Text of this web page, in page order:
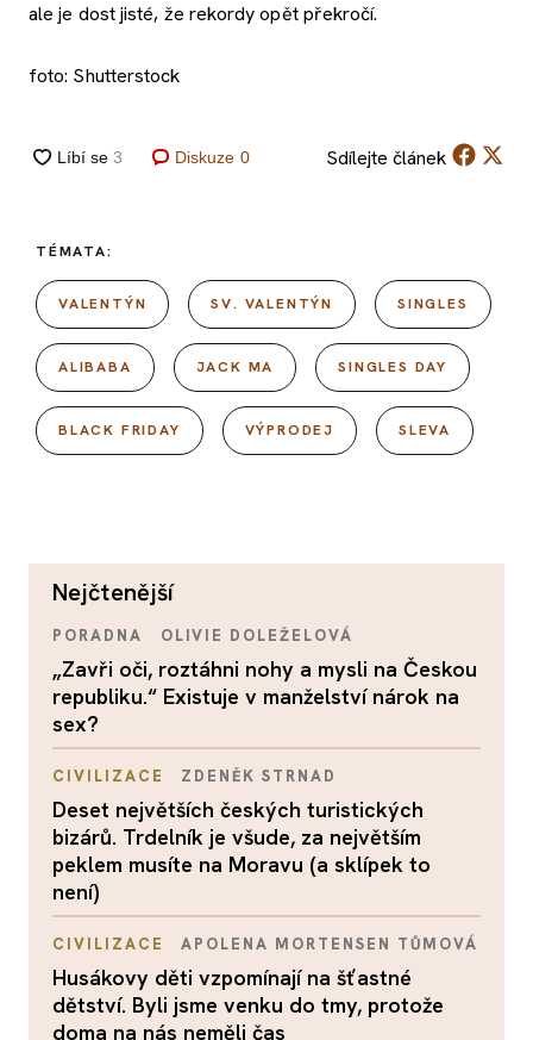
ale je dost jisté, že rekordy opět překročí.
foto: Shutterstock
Diskuze 0 Sdílejte článek
TÉMATA:
VALENTÝN SV. VALENTÝN SINGLES
ALIBABA JACK MA SINGLES DAY
BLACK FRIDAY VÝPRODEJ SLEVA
nejčtenější
PORADNA OLIVIE DOLEŽELOVÁ
„Zavři oči, roztáhni nohy a mysli na Českou
republiku.“ Existuje v manželství nárok na
sex?
CIVILIZACE ZDENĚK STRNAD
Deset největších českých turistických
bizárů. Trdelník je všude, za největším
peklem musíte na Moravu (a sklípek to
není)
CIVILIZACE APOLENA MORTENSEN TŮMOVÁ
Husákovy děti vzpomínají na šťastné
dětství. Byli jsme venku do tmy, protože
doma na nás neměli čas